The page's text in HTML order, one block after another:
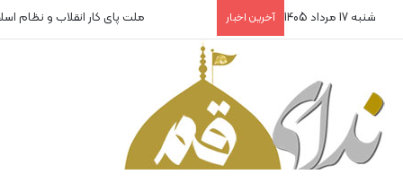
شنبه 17 مرداد 1405 آخرین اخبار روایتگران بی‌پناه!